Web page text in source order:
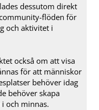
dessutom direkt
flöden för
och aktivitet i
också om att visa
för att människor
behöver idag
behöver skapa
och minnas.